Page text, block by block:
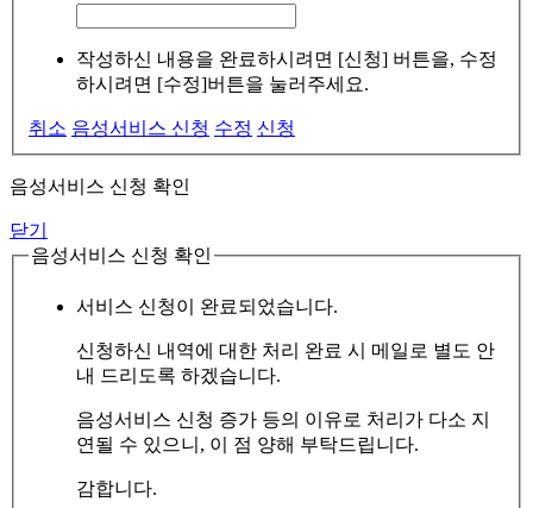
작성하신 내용을 완료하시려면 [신청] 버튼을, 수정
하시려면 [수정]버튼을 눌러주세요.
취소 음성서비스 신청 수정 신청
음성서비스 신청 확인
닫기
음성서비스 신청 확인
서비스 신청이 완료되었습니다.
신청하신 내역에 대한 처리 완료 시 메일로 별도 안
내 드리도록 하겠습니다.
음성서비스 신청 증가 등의 이유로 처리가 다소 지
연될 수 있으니, 이 점 양해 부탁드립니다.
감합니다.